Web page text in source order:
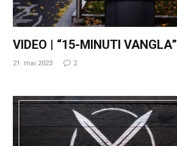
VIDEO | “15-MINUTI VANGLA”
21. mai 2023 2